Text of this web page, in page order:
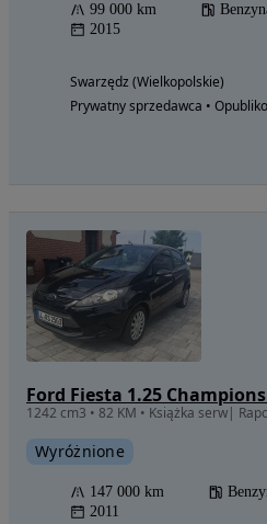
99 000 km
2015
Swarzędz (Wielkopolskie)
Prywatny sprzedawca •
Ford Fiesta 1.25
Wyróżnione
147 000 km
2011